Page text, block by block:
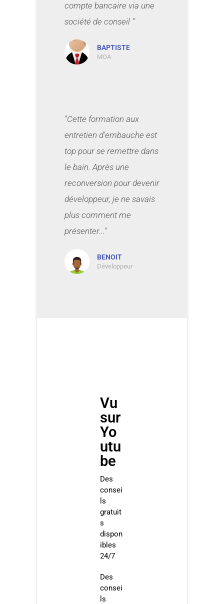
compte bancaire via une
société de conseil "
BAPTISTE
MOA
"Cette formation aux
entretien d'embauche est
top pour se remettre dans
le bain. Après une
reconversion pour devenir
développeur, je ne savais
plus comment me
présenter..."
BENOIT
Développeur
Vu
sur
Yo
utu
be
Des
consei
ls
gratuit
s
dispon
ibles
24/7
Des
consei
ls